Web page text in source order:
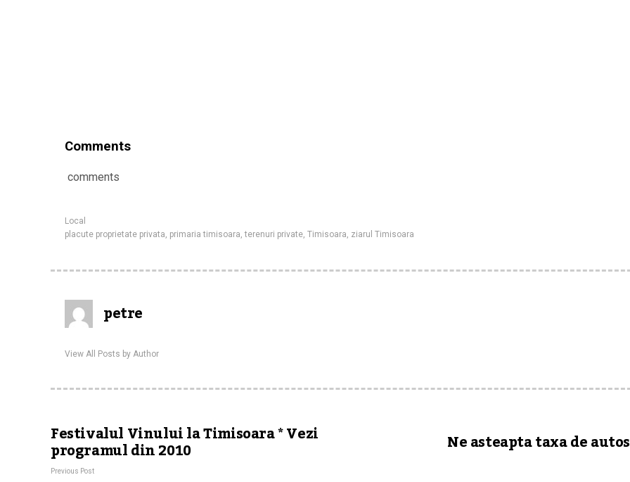
Comments
comments
Local
placute proprietate privata, primaria timisoara,terenuri private, Timisoara, ziarul Timisoara
petre
View All Posts by Author
Festivalul Vinului la Timisoara * Vezi
programul din 2010
Previous Post
Ne asteapta taxa de